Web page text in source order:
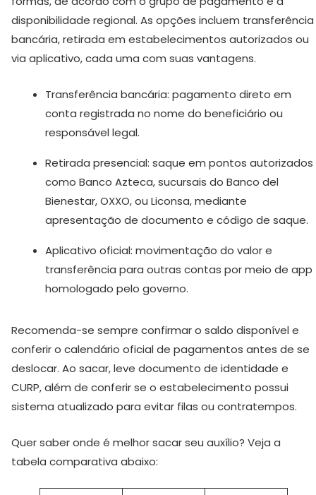
disponibilidade regional. As opções incluem transferência
bancária, retirada em estabelecimentos autorizados ou
via aplicativo, cada uma com suas vantagens.
Transferência bancária: pagamento direto em
conta registrada no nome do beneficiário ou
responsável legal.
Retirada presencial: saque em pontos autorizados
como Banco Azteca, sucursais do Banco del
Bienestar, OXXO, ou Liconsa, mediante
apresentação de documento e código de saque.
Aplicativo oficial: movimentação do valor e
transferência para outras contas por meio de app
homologado pelo governo.
Recomenda-se sempre confirmar o saldo disponível e
conferir o calendário oficial de pagamentos antes de se
deslocar. Ao sacar, leve documento de identidade e
CURP, além de conferir se o estabelecimento possui
sistema atualizado para evitar filas ou contratempos.
Quer saber onde é melhor sacar seu auxílio? Veja a
tabela comparativa abaixo: